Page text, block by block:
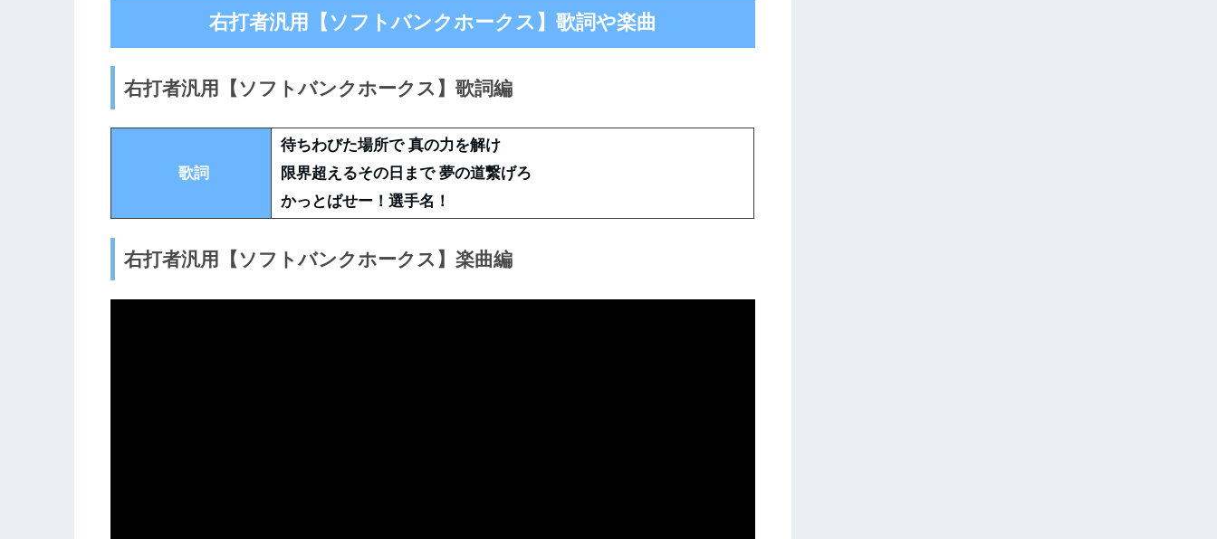
右打者汎用【ソフトバンクホークス】歌詞や楽曲
右打者汎用【ソフトバンクホークス】歌詞編
歌詞
待ちわびた場所で 真の力を解け
限界超えるその日まで 夢の道繋げろ
かっとばせー！選手名！
右打者汎用【ソフトバンクホークス】楽曲編